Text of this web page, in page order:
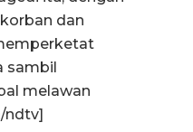
dan
sambil
melawan
ndtv]